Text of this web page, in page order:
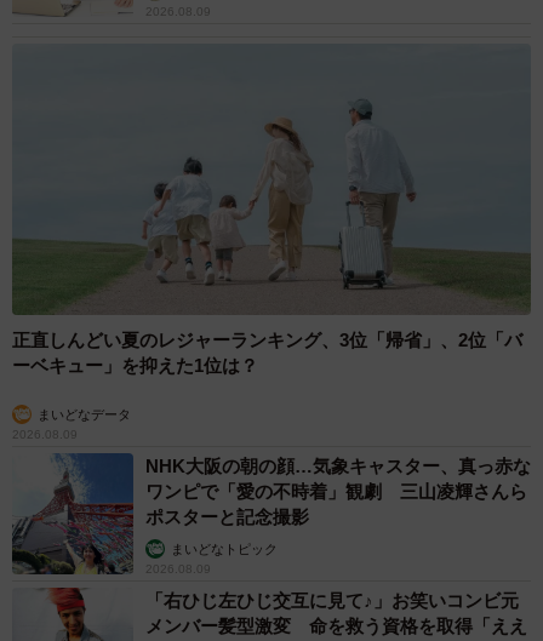
プが返ってきたらラッキーくらいの考えでやっていきまし
元セクシー女優のシナリオライター・フリーライター。
2016年に女優デビュー後、2018年半ばに引退。ゲーム会社
のシナリオ担当をしながらライターとしての修業を積み、
のちに独立。現在は企画系ライターとしてあらゆるメディ
アで活躍中。
2026.08.09
正直しんどい夏のレジャーランキング、3位「帰省」、2位「バ
ーベキュー」を抑えた1位は？
まいどなデータ
2026.08.09
NHK大阪の朝の顔…気象キャスター、真っ赤な
ワンピで「愛の不時着」観劇 三山凌輝さんら
ポスターと記念撮影
まいどなトピック
2026.08.09
「右ひじ左ひじ交互に見て♪」お笑いコンビ元
メンバー髪型激変 命を救う資格を取得「ええ